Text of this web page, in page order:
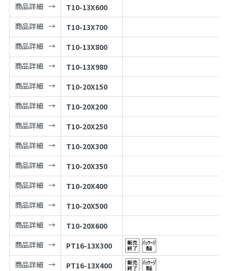
商品詳細
T10-13X600
商品詳細
T10-13X700
商品詳細
T10-13X800
商品詳細
T10-13X980
商品詳細
T10-20X150
商品詳細
T10-20X200
商品詳細
T10-20X250
商品詳細
T10-20X300
商品詳細
T10-20X350
商品詳細
T10-20X400
商品詳細
T10-20X500
商品詳細
T10-20X600
商品詳細
PT16-13X300
商品詳細
PT16-13X400